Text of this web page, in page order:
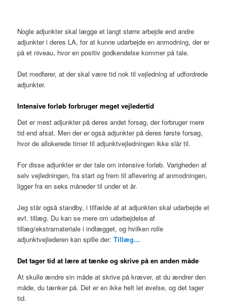
Nogle adjunkter skal lægge et langt større arbejde end andre
adjunkter i deres LA, for at kunne udarbejde en anmodning, der er
på et niveau, hvor en positiv godkendelse kommer på tale.
Det medfører, at der skal være tid nok til vejledning af udfordrede
adjunkter.
Intensive forløb forbruger meget vejledertid
Det er mest adjunkter på deres andet forsøg, der forbruger mere
tid end afsat. Men der er også adjunkter på deres første forsøg,
hvor de allokerede timer til adjunktvejledningen ikke slår til.
For disse adjunkter er der tale om intensive forløb. Varigheden af
selv vejledningen, fra start og frem til aflevering af anmodningen,
ligger fra en seks måneder til under et år.
Jeg står også standby, i tilfælde af at adjunkten skal udarbejde et
evt. tillæg. Du kan se mere om udarbejdelse af
tillæg/ekstramateriale i indlægget, og hvilken rolle
adjunktvejlederen kan spille der:Tillæg…
Det tager tid at lære at tænke og skrive på en anden måde
At skulle ændre sin måde at skrive på kræver, at du ændrer den
måde, du tænker på. Det er en ikke helt let øvelse, og det tager
tid.